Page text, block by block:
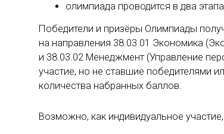
олимпиада проводится в два
Победители и призёры Олимпиады
на направления 38.03.01 Экономика
и 38.03.02 Менеджмент (Управление
участие, но не ставшие победителями
количества набранных баллов.
Возможно, как индивидуальное